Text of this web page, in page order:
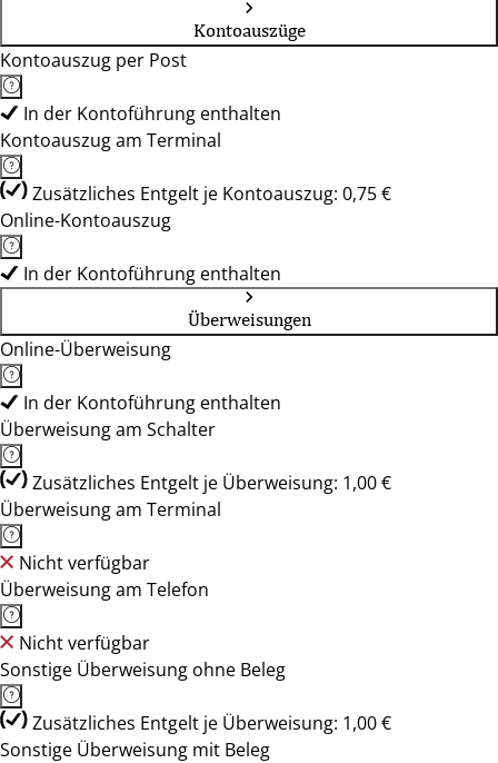
Kontoauszüge
Kontoauszug per Post
In der Kontoführung enthalten
Kontoauszug am Terminal
Zusätzliches Entgelt je Kontoauszug: 0,75 €
Online-Kontoauszug
In der Kontoführung enthalten
Überweisungen
Online-Überweisung
In der Kontoführung enthalten
Überweisung am Schalter
Zusätzliches Entgelt je Überweisung: 1,00 €
Überweisung am Terminal
Nicht verfügbar
Überweisung am Telefon
Nicht verfügbar
Sonstige Überweisung ohne Beleg
Zusätzliches Entgelt je Überweisung: 1,00 €
Sonstige Überweisung mit Beleg